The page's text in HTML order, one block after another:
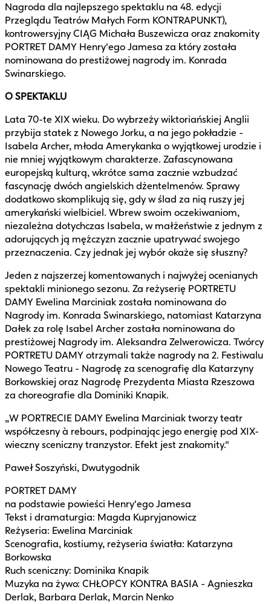
Nagroda dla najlepszego spektaklu na 48. edycji
Przeglądu Teatrów Małych Form KONTRAPUNKT),
kontrowersyjny CIĄG Michała Buszewicza oraz znakomity
PORTRET DAMY Henry'ego Jamesa za który została
nominowana do prestiżowej nagrody im. Konrada
Swinarskiego.
O SPEKTAKLU
Lata 70-te XIX wieku. Do wybrzeży wiktoriańskiej Anglii
przybija statek z Nowego Jorku, a na jego pokładzie -
Isabela Archer, młoda Amerykanka o wyjątkowej urodzie i
nie mniej wyjątkowym charakterze. Zafascynowana
europejską kulturą, wkrótce sama zacznie wzbudzać
fascynację dwóch angielskich dżentelmenów. Sprawy
dodatkowo skomplikują się, gdy w ślad za nią ruszy jej
amerykański wielbiciel. Wbrew swoim oczekiwaniom,
niezależna dotychczas Isabela, w małżeństwie z jednym z
adorujących ją mężczyzn zacznie upatrywać swojego
przeznaczenia. Czy jednak jej wybór okaże się słuszny?
Jeden z najszerzej komentowanych i najwyżej ocenianych
spektakli minionego sezonu. Za reżyserię PORTRETU
DAMY Ewelina Marciniak została nominowana do
Nagrody im. Konrada Swinarskiego, natomiast Katarzyna
Dałek za rolę Isabel Archer została nominowana do
prestiżowej Nagrody im. Aleksandra Zelwerowicza. Twórcy
PORTRETU DAMY otrzymali także nagrody na 2. Festiwalu
Nowego Teatru - Nagrodę za scenografię dla Katarzyny
Borkowskiej oraz Nagrodę Prezydenta Miasta Rzeszowa
za choreografie dla Dominiki Knapik.
„W PORTRECIE DAMY Ewelina Marciniak tworzy teatr
współczesny à rebours, podpinając jego energię pod XIX-
wieczny sceniczny tranzystor. Efekt jest znakomity."
Paweł Soszyński, Dwutygodnik
PORTRET DAMY
na podstawie powieści Henry'ego Jamesa
Tekst i dramaturgia: Magda Kupryjanowicz
Reżyseria: Ewelina Marciniak
Scenografia, kostiumy, reżyseria światła: Katarzyna
Borkowska
Ruch sceniczny: Dominika Knapik
Muzyka na żywo: CHŁOPCY KONTRA BASIA - Agnieszka
Derlak, Barbara Derlak, Marcin Nenko